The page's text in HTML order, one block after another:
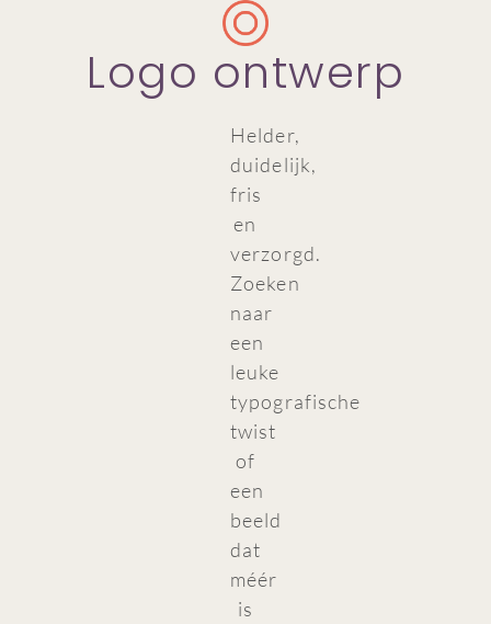
Logo ontwerp
Helder,
duidelijk,
fris
en
verzorgd.
Zoeken
naar
een
leuke
typografische
twist
of
een
beeld
dat
méér
is